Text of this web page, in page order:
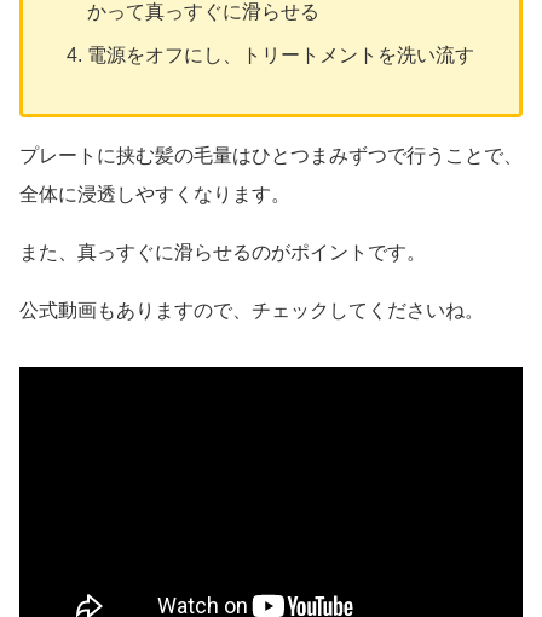
かって真っすぐに滑らせる
電源をオフにし、トリートメントを洗い流す
プレートに挟む髪の毛量はひとつまみずつで行うことで、
全体に浸透しやすくなります。
また、真っすぐに滑らせるのがポイントです。
公式動画もありますので、チェックしてくださいね。